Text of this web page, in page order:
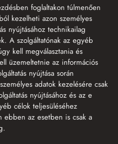
foglaltakon túlmenően
kezelheti azon személyes
nyújtásához technikailag
A szolgáltatónak az egyéb
kell megválasztania és
üzemeltetnie az információs
nyújtása során
adatok kezelésére csak
nyújtásához és az e
célok teljesüléséhez
ebben az esetben is csak a